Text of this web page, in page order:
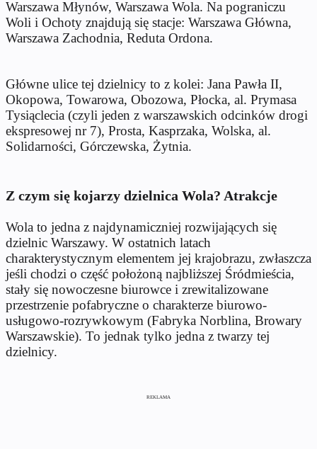
Warszawa Młynów, Warszawa Wola. Na pograniczu
Woli i Ochoty znajdują się stacje: Warszawa Główna,
Warszawa Zachodnia, Reduta Ordona.
Główne ulice tej dzielnicy to z kolei: Jana Pawła II,
Okopowa, Towarowa, Obozowa, Płocka, al. Prymasa
Tysiąclecia (czyli jeden z warszawskich odcinków drogi
ekspresowej nr 7), Prosta, Kasprzaka, Wolska, al.
Solidarności, Górczewska, Żytnia.
Z czym się kojarzy dzielnica Wola? Atrakcje
Wola to jedna z najdynamiczniej rozwijających się
dzielnic Warszawy. W ostatnich latach
charakterystycznym elementem jej krajobrazu, zwłaszcza
jeśli chodzi o część położoną najbliższej Śródmieścia,
stały się nowoczesne biurowce i zrewitalizowane
przestrzenie pofabryczne o charakterze biurowo-
usługowo-rozrywkowym (Fabryka Norblina, Browary
Warszawskie). To jednak tylko jedna z twarzy tej
dzielnicy.
REKLAMA